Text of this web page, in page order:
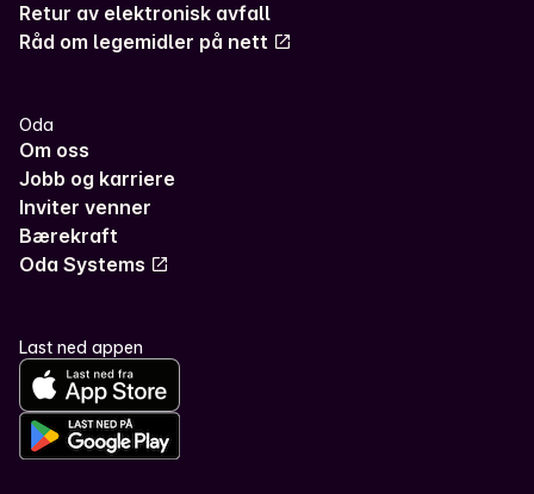
Retur av elektronisk avfall
Råd om legemidler på nett
Oda
Om oss
Jobb og karriere
Inviter venner
Bærekraft
Oda Systems
Last ned appen